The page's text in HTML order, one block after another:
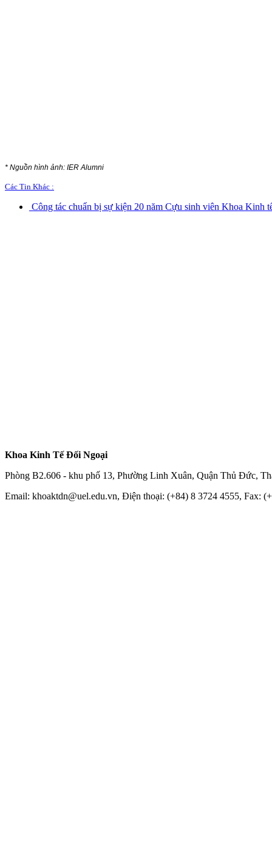
* Nguồn hình ảnh: IER Alumni
Các Tin Khác :
Công tác chuẩn bị sự kiện 20 năm Cựu sinh viên Khoa Kinh
Khoa Kinh Tế Đối Ngoại
Phòng B2.606 - khu phố 13, Phường Linh Xuân, Quận Thủ Đức,
Email: khoaktdn@uel.edu.vn, Điện thoại: (+84) 8 3724 4555, Fax: